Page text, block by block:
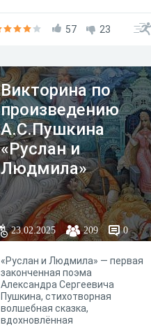
57 23
Викторина по
произведению
А.С.Пушкина
«Руслан и
Людмила»
23.02.2025 209 0
«Руслан и Людмила» — первая
законченная поэма
Александра Сергеевича
Пушкина, стихотворная
волшебная сказка,
вдохновлённая